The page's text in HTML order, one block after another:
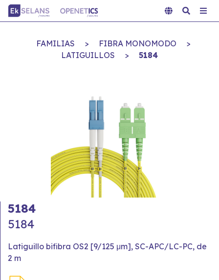
FAMILIAS > FIBRA MONOMODO
>
LATIGUILLOS
> 5184
5184
5184
Latiguillo bifibra OS2 [9/125 μm], SC-APC/LC-PC, de
2 m